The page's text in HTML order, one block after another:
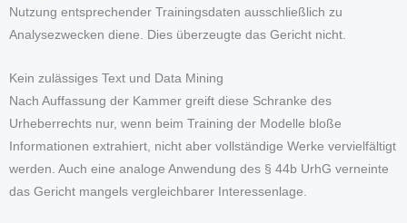
Nutzung entsprechender Trainingsdaten ausschließlich zu
Analysezwecken diene. Dies überzeugte das Gericht nicht.
Kein zulässiges Text und Data Mining
Nach Auffassung der Kammer greift diese Schranke des
Urheberrechts nur, wenn beim Training der Modelle bloße
Informationen extrahiert, nicht aber vollständige Werke vervielfältigt
werden. Auch eine analoge Anwendung des § 44b UrhG verneinte
das Gericht mangels vergleichbarer Interessenlage.